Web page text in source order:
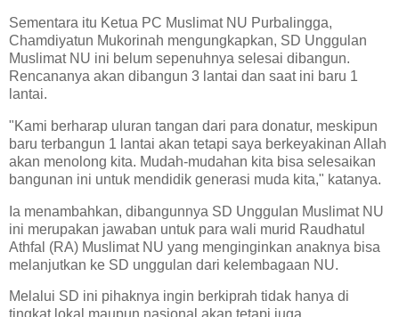
Sementara itu Ketua PC Muslimat NU Purbalingga,
Chamdiyatun Mukorinah mengungkapkan, SD Unggulan
Muslimat NU ini belum sepenuhnya selesai dibangun.
Rencananya akan dibangun 3 lantai dan saat ini baru 1
lantai.
"Kami berharap uluran tangan dari para donatur, meskipun
baru terbangun 1 lantai akan tetapi saya berkeyakinan Allah
akan menolong kita. Mudah-mudahan kita bisa selesaikan
bangunan ini untuk mendidik generasi muda kita," katanya.
Ia menambahkan, dibangunnya SD Unggulan Muslimat NU
ini merupakan jawaban untuk para wali murid Raudhatul
Athfal (RA) Muslimat NU yang menginginkan anaknya bisa
melanjutkan ke SD unggulan dari kelembagaan NU.
Melalui SD ini pihaknya ingin berkiprah tidak hanya di